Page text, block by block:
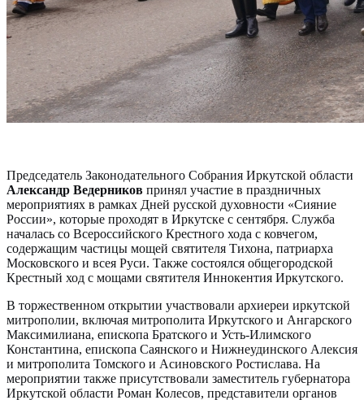
Председатель Законодательного Собрания Иркутской области
Александр Ведерников принял участие в праздничных
мероприятиях в рамках Дней русской духовности «Сияние
России», которые проходят в Иркутске с сентября. Служба
началась со Всероссийского Крестного хода с ковчегом,
содержащим частицы мощей святителя Тихона, патриарха
Московского и всея Руси. Также состоялся общегородской
Крестный ход с мощами святителя Иннокентия Иркутского.
В торжественном открытии участвовали архиереи иркутской
митрополии, включая митрополита Иркутского и Ангарского
Максимилиана, епископа Братского и Усть-Илимского
Константина, епископа Саянского и Нижнеудинского Алексия
и митрополита Томского и Асиновского Ростислава. На
мероприятии также присутствовали заместитель губернатора
Иркутской области Роман Колесов, представители органов